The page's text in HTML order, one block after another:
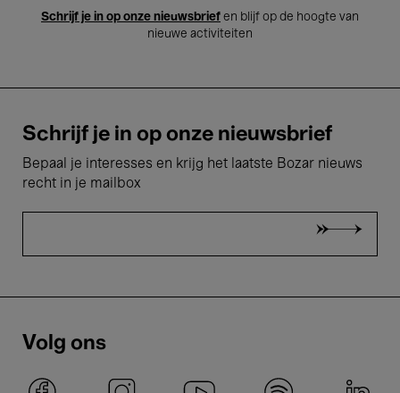
Schrijf je in op onze nieuwsbrief en blijf op de hoogte van
nieuwe activiteiten
Schrijf je in op onze nieuwsbrief
Bepaal je interesses en krijg het laatste Bozar nieuws
recht in je mailbox
Volg ons